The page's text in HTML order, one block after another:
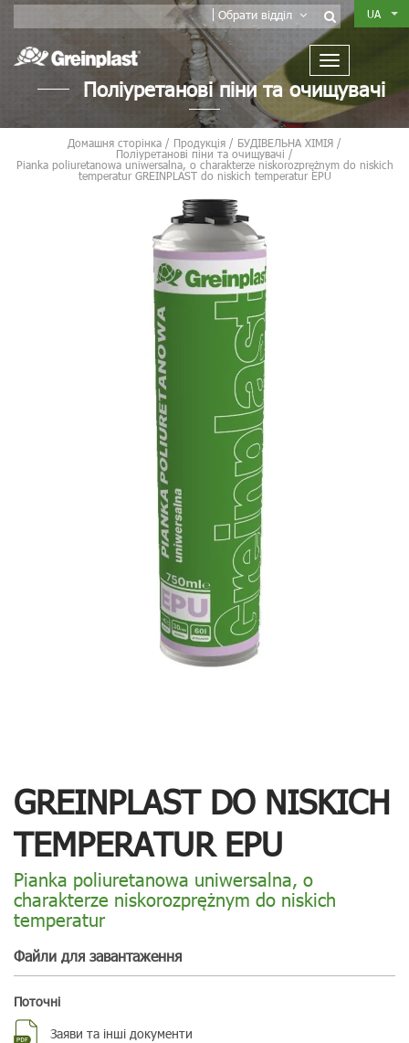
Обрати відділ UA
Поліуретанові піни та очищувачі
Домашня сторінка / Продукція / БУДІВЕЛЬНА ХІМІЯ /
Поліуретанові піни та очищувачі /
Pianka poliuretanowa uniwersalna, o charakterze niskorozprężnym do niskich
temperatur GREINPLAST do niskich temperatur EPU
GREINPLAST DO NISKICH
TEMPERATUR EPU
Pianka poliuretanowa uniwersalna, o
charakterze niskorozprężnym do niskich
temperatur
Файли для завантаження
Поточні
Заяви та інші документи